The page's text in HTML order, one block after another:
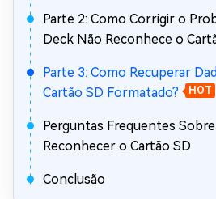
Parte 2: Como Corrigir o
Deck Não Reconhece o
Parte 3: Como Recuperar
Cartão SD Formatado?
HOT
Perguntas Frequentes
Reconhecer o Cartão SD
Conclusão